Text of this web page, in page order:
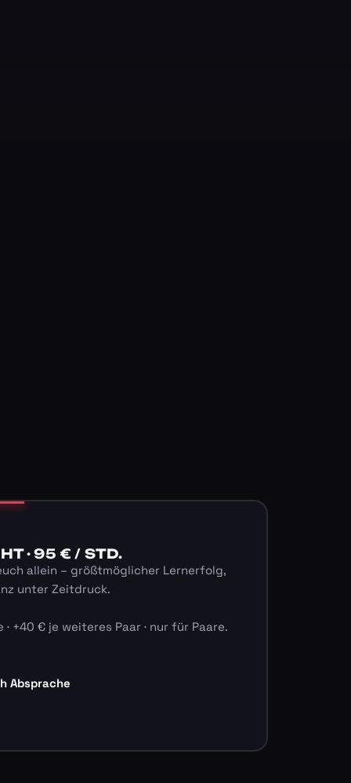
· 95 € / STD.
allein – größtmöglicher Lernerfolg,
unter Zeitdruck.
+40 € je weiteres Paar · nur für Paare.
Absprache